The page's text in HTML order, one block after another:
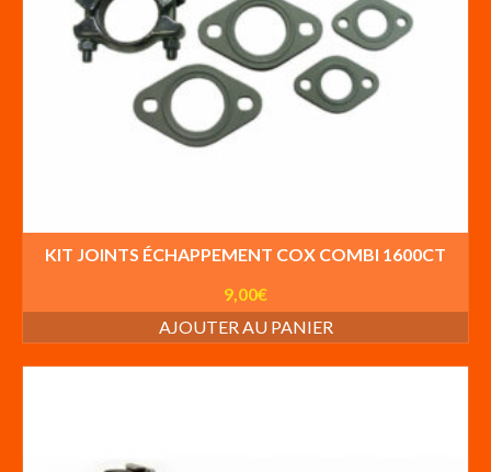
KIT JOINTS ÉCHAPPEMENT COX COMBI 1600CT
9,00€
AJOUTER AU PANIER